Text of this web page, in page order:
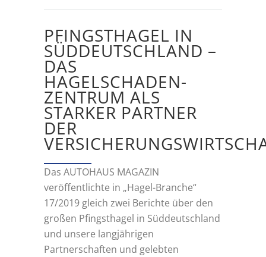
PFINGSTHAGEL IN
SÜDDEUTSCHLAND –
DAS
HAGELSCHADEN-
ZENTRUM ALS
STARKER PARTNER
DER
Das AUTOHAUS MAGAZIN
veröffentlichte in „Hagel-Branche“
17/2019 gleich zwei Berichte über den
großen Pfingsthagel in Süddeutschland
und unsere langjährigen
Partnerschaften und gelebten